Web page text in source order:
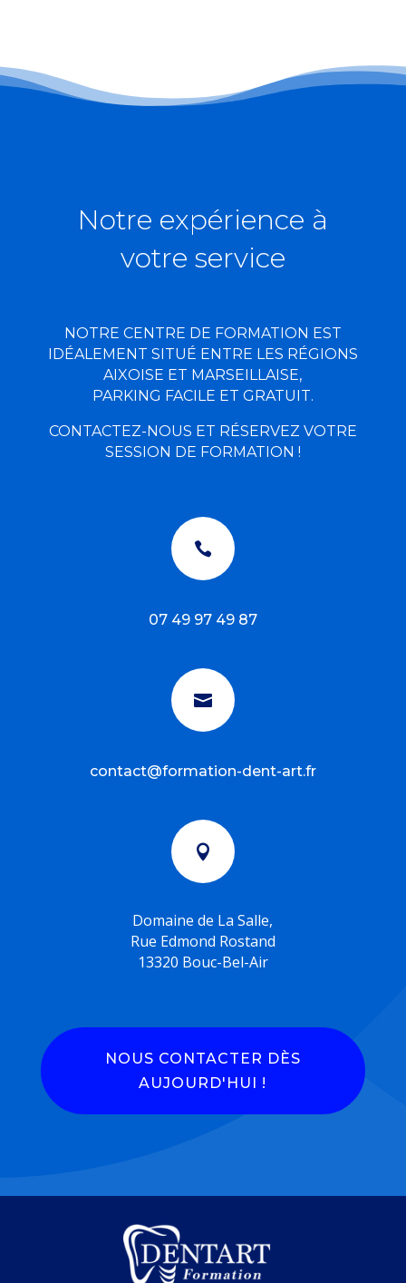
Notre expérience à
votre service
NOTRE CENTRE DE FORMATION EST
IDÉALEMENT SITUÉ ENTRE LES RÉGIONS
AIXOISE ET MARSEILLAISE,
PARKING FACILE ET GRATUIT.
CONTACTEZ-NOUS ET RÉSERVEZ VOTRE
SESSION DE FORMATION !

07 49 97 49 87

contact@formation-dent-art.fr

Domaine de La Salle,
Rue Edmond Rostand
13320 Bouc-Bel-Air
NOUS CONTACTER DÈS
AUJOURD'HUI !